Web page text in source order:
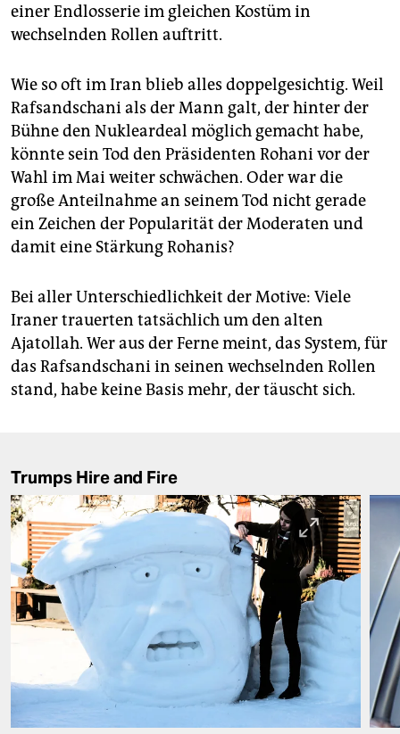
einer Endlosserie im gleichen Kostüm in
wechselnden Rollen auftritt.
Wie so oft im Iran blieb alles doppelgesichtig. Weil
Rafsandschani als der Mann galt, der hinter der
Bühne den Nukleardeal möglich gemacht habe,
könnte sein Tod den Präsidenten Rohani vor der
Wahl im Mai weiter schwächen. Oder war die
große Anteilnahme an seinem Tod nicht gerade
ein Zeichen der Popularität der Moderaten und
damit eine Stärkung Ro­hanis?
Bei aller Unterschiedlichkeit der Motive: Viele
Iraner trauerten tatsächlich um den alten
Ajatollah. Wer aus der Ferne meint, das System, für
das Rafsandschani in seinen wechselnden Rollen
stand, habe keine Basis mehr, der täuscht sich.
Trumps Hire and Fire